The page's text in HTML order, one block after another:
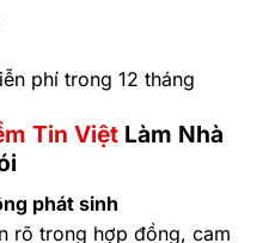
phí trong 12 tháng
Tin Việt Làm Nhà
phát sinh
rõ trong hợp đồng, cam